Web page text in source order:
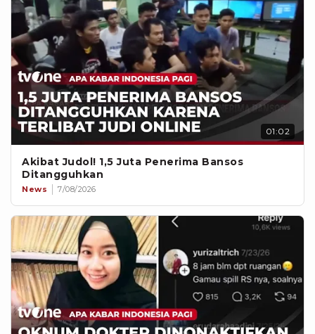
01:02
Akibat Judol! 1,5 Juta Penerima Bansos
Ditangguhkan
News 7/08/2026